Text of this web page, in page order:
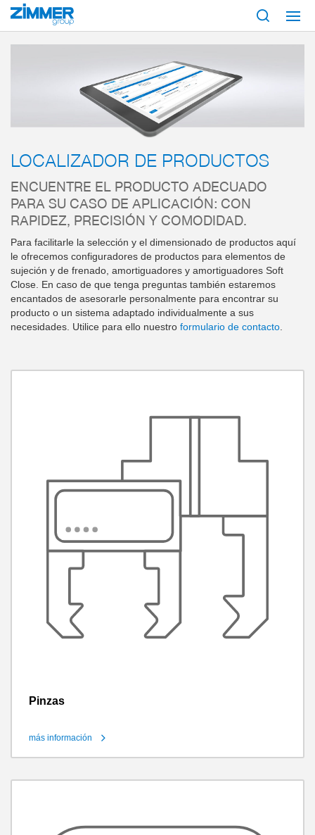
Inicio Servicio y contacto Localizador de productos
LOCALIZADOR DE PRODUCTOS
ENCUENTRE EL PRODUCTO ADECUADO
PARA SU CASO DE APLICACIÓN: CON
RAPIDEZ, PRECISIÓN Y COMODIDAD.
Para facilitarle la selección y el dimensionado de productos aquí
le ofrecemos configuradores de productos para elementos de
sujeción y de frenado, amortiguadores y amortiguadores Soft
Close. En caso de que tenga preguntas también estaremos
encantados de asesorarle personalmente para encontrar su
producto o un sistema adaptado individualmente a sus
necesidades. Utilice para ello nuestro formulario de contacto
Pinzas
más información